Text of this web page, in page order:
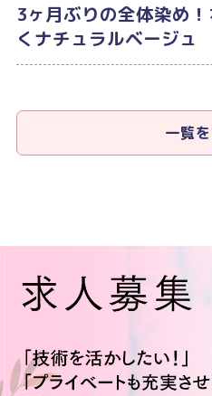
3ヶ月ぶりの全体染め
くナチュラルベージュ
一覧